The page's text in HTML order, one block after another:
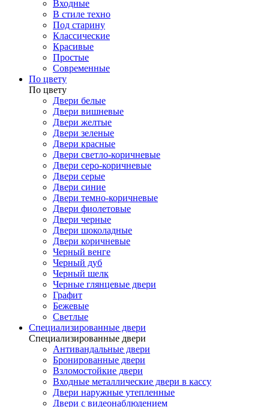
Входные
В стиле техно
Под старину
Классические
Красивые
Простые
Современные
По цвету
По цвету
Двери белые
Двери вишневые
Двери желтые
Двери зеленые
Двери красные
Двери светло-коричневые
Двери серо-коричневые
Двери серые
Двери синие
Двери темно-коричневые
Двери фиолетовые
Двери черные
Двери шоколадные
Двери коричневые
Черный венге
Черный дуб
Черный шелк
Черные глянцевые двери
Графит
Бежевые
Светлые
Специализированные двери
Специализированные двери
Антивандальные двери
Бронированные двери
Взломостойкие двери
Входные металлические двери в кассу
Двери наружные утепленные
Двери с видеонаблюдением